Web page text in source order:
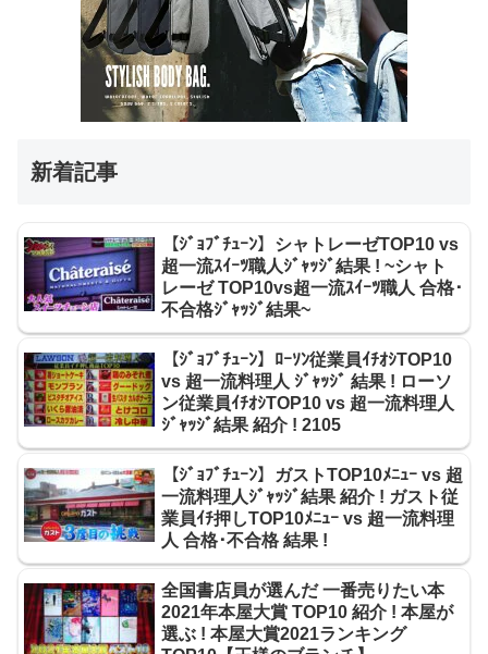
新着記事
【ｼﾞｮﾌﾞﾁｭｰﾝ】シャトレーゼTOP10 vs
超一流ｽｲｰﾂ職人ｼﾞｬｯｼﾞ結果 ! ~シャト
レーゼ TOP10vs超一流ｽｲｰﾂ職人 合格･
不合格ｼﾞｬｯｼﾞ結果~
【ｼﾞｮﾌﾞﾁｭｰﾝ】ﾛｰｿﾝ従業員ｲﾁｵｼTOP10
vs 超一流料理人 ｼﾞｬｯｼﾞ 結果 ! ローソ
ン従業員ｲﾁｵｼTOP10 vs 超一流料理人
ｼﾞｬｯｼﾞ結果 紹介 ! 2105
【ｼﾞｮﾌﾞﾁｭｰﾝ】ガストTOP10ﾒﾆｭｰ vs 超
一流料理人ｼﾞｬｯｼﾞ結果 紹介 ! ガスト従
業員ｲﾁ押しTOP10ﾒﾆｭｰ vs 超一流料理
人 合格･不合格 結果 !
全国書店員が選んだ 一番売りたい本
2021年本屋大賞 TOP10 紹介 ! 本屋が
選ぶ ! 本屋大賞2021ランキング